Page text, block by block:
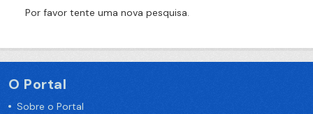
Por favor tente uma nova pesquisa.
O Portal
Sobre o Portal